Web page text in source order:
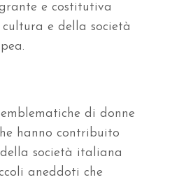
e costitutiva
e della società
di donne
hanno contribuito
società italiana
aneddoti che